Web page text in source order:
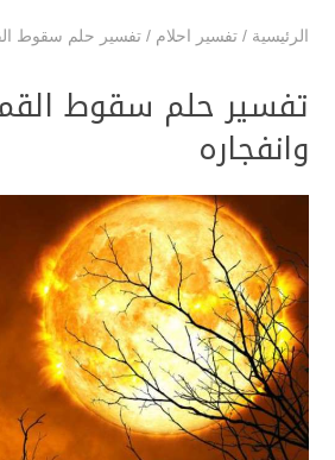
الرئيسية / تفسير احلام / تفسير حلم سقوط
تفسير حلم سقوط
وانفجاره